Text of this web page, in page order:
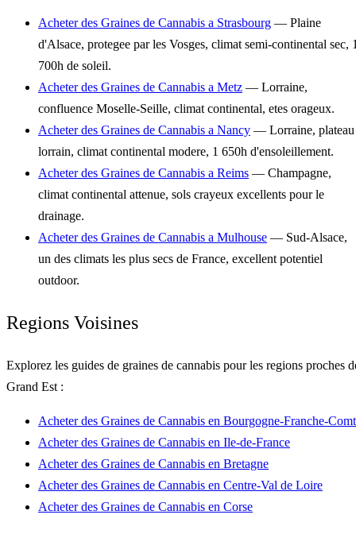
Acheter des Graines de Cannabis a Strasbourg — Plaine
d'Alsace, protegee par les Vosges, climat semi-continental sec,
700h de soleil.
Acheter des Graines de Cannabis a Metz — Lorraine,
confluence Moselle-Seille, climat continental, etes orageux.
Acheter des Graines de Cannabis a Nancy — Lorraine, plateau
lorrain, climat continental modere, 1 650h d'ensoleillement.
Acheter des Graines de Cannabis a Reims — Champagne,
climat continental attenue, sols crayeux excellents pour le
drainage.
Acheter des Graines de Cannabis a Mulhouse — Sud-Alsace,
un des climats les plus secs de France, excellent potentiel
outdoor.
Regions Voisines
Explorez les guides de graines de cannabis pour les regions proches
Grand Est :
Acheter des Graines de Cannabis en Bourgogne-Franche-
Acheter des Graines de Cannabis en Ile-de-France
Acheter des Graines de Cannabis en Bretagne
Acheter des Graines de Cannabis en Centre-Val de Loire
Acheter des Graines de Cannabis en Corse